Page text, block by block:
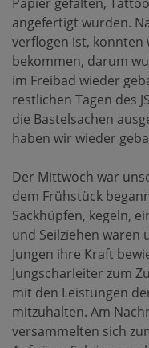
angefertigt wurden.
verflogen ist, konnten
bekommen, darum
im Freibad wieder
restlichen Tagen des
die Bastelsachen
haben wir wieder
Der Mittwoch war
dem Frühstück
Sackhüpfen, kegeln,
und Seilziehen waren
Jungen ihre Kraft
Jungscharleiter zum
mit den Leistungen
mitzuhalten. Am
versammelten sich